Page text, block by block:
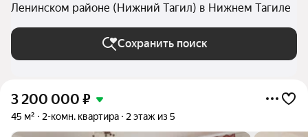
Ленинском районе (Нижний Тагил) в Нижнем Тагиле
Сохранить поиск
3 200 000 ₽
45 м² 2-комн. квартира 2 этаж из 5